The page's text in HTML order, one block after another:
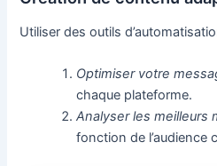
Utiliser des outils
Optimiser votre
chaque plateforme.
Analyser les meilleurs
fonction de l’audience